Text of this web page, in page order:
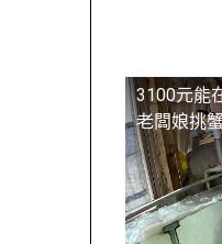
3100元能
老闆娘挑